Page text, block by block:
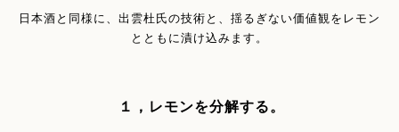
日本酒と同様に、出雲杜氏の技術と、揺るぎない価値観をレモン
とともに漬け込みます。
１，レモンを分解する。